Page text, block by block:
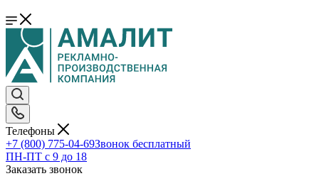
Телефоны
+7 (800) 775-04-69Звонок бесплатный
ПН-ПТ c 9 до 18
Заказать звонок